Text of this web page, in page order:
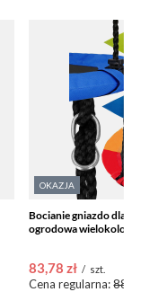
OKAZJA
Bocianie gniazdo dla
ogrodowa
83,78 zł / szt.
Cena regularna: